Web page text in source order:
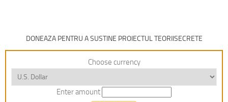
DONEAZA PENTRU A SUSTINE PROIECTUL TEORIISECRETE
Choose currency
Enter amount